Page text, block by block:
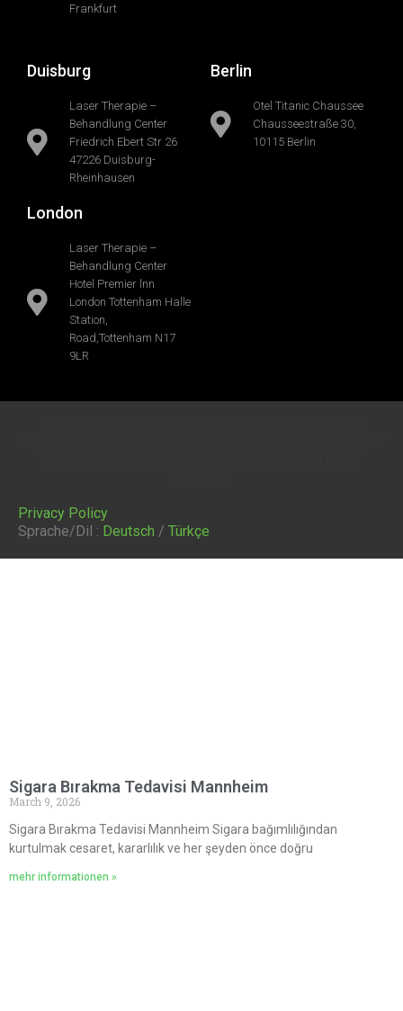
Frankfurt
Duisburg
Laser Therapie –
Behandlung Center
Friedrich Ebert Str 26
47226 Duisburg-
Rheinhausen
Berlin
Otel Titanic Chaussee
Chausseestraße 30,
10115 Berlin
London
Laser Therapie –
Behandlung Center
Hotel Premier lnn
London Tottenham Halle
Station,
Road,Tottenham N17
9LR
Privacy Policy
Sprache/Dil : Deutsch / Türkçe
Sigara Bırakma Tedavisi Mannheim
March 9, 2026
Sigara Bırakma Tedavisi Mannheim Sigara bağımlılığından
kurtulmak cesaret, kararlılık ve her şeyden önce doğru
mehr informationen »